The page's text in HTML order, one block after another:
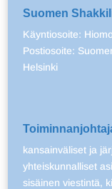
Suomen
Käyntiosoite:
Postiosoite:
Helsinki
kansainväliset ja
yhteiskunnalliset
sisäinen viestintä,